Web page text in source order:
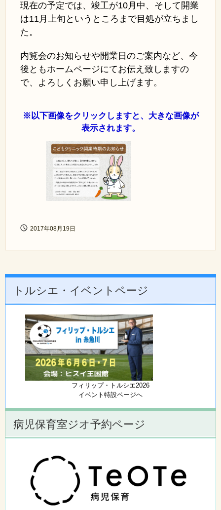
現在の予定では、竣工が10月中、そして開業
は11月上旬というところまで目処が立ちまし
た。
内覧会のお知らせや開業日のご案内など、今
後ともホームページにてお伝え致しますの
で、よろしくお願い申し上げます。
※以下画像をクリックしますと、大きな画像が
表示されます。
2017年08月19日
トルシエ・イベントページ
フィリップ・トルシエ2026
イベント特設ページへ
病児保育室ジオ予約ページ